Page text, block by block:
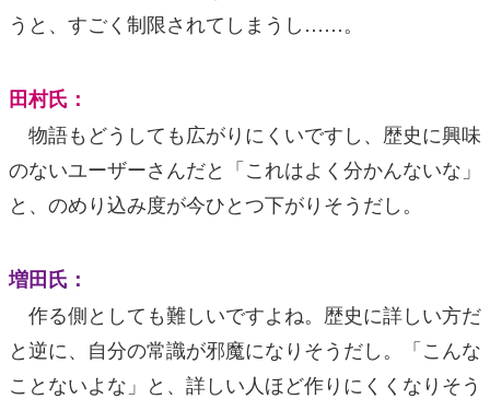
うと、すごく制限されてしまうし……。
田村氏：
物語もどうしても広がりにくいですし、歴史に興味
のないユーザーさんだと「これはよく分かんないな」
と、のめり込み度が今ひとつ下がりそうだし。
増田氏：
作る側としても難しいですよね。歴史に詳しい方だ
と逆に、自分の常識が邪魔になりそうだし。「こんな
ことないよな」と、詳しい人ほど作りにくくなりそう